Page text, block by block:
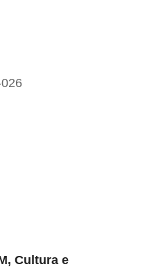
Cultura e